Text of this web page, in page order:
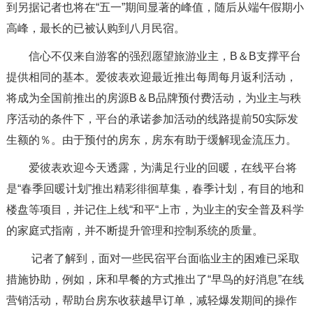
到另据记者也将在“五一”期间显著的峰值，随后从端午假期小
高峰，最长的已被认购到八月民宿。
信心不仅来自游客的强烈愿望旅游业主，B＆B支撑平台
提供相同的基本。爱彼表欢迎最近推出每周每月返利活动，
将成为全国前推出的房源B＆B品牌预付费活动，为业主与秩
序活动的条件下，平台的承诺参加活动的线路提前50实际发
生额的％。由于预付的房东，房东有助于缓解现金流压力。
爱彼表欢迎今天透露，为满足行业的回暖，在线平台将
是“春季回暖计划”推出精彩徘徊草集，春季计划，有目的地和
楼盘等项目，并记住上线“和平“上市，为业主的安全普及科学
的家庭式指南，并不断提升管理和控制系统的质量。
记者了解到，面对一些民宿平台面临业主的困难已采取
措施协助，例如，床和早餐的方式推出了“早鸟的好消息”在线
营销活动，帮助台房东收获越早订单，减轻爆发期间的操作